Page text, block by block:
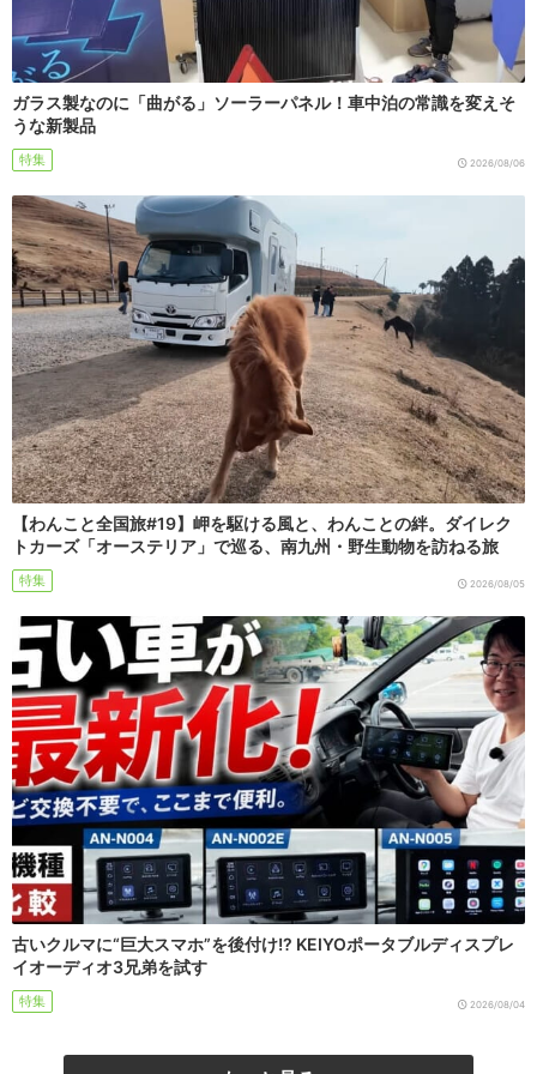
ガラス製なのに「曲がる」ソーラーパネル！車中泊の常識を変えそ
うな新製品
特集 2026/08/06
【わんこと全国旅#19】岬を駆ける風と、わんことの絆。ダイレク
トカーズ「オーステリア」で巡る、南九州・野生動物を訪ねる旅
特集 2026/08/05
古いクルマに“巨大スマホ”を後付け!? KEIYOポータブルディスプレ
イオーディオ3兄弟を試す
特集 2026/08/04